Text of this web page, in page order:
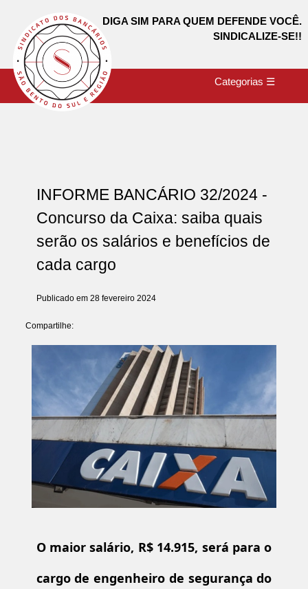
DIGA SIM PARA QUEM DEFENDE VOCÊ.
SINDICALIZE-SE!!
Categorias ☰
INFORME BANCÁRIO 32/2024 -
Concurso da Caixa: saiba quais
serão os salários e benefícios de
cada cargo
Publicado em 28 fevereiro 2024
Compartilhe:
O maior salário, R$ 14.915, será para o
cargo de engenheiro de segurança do